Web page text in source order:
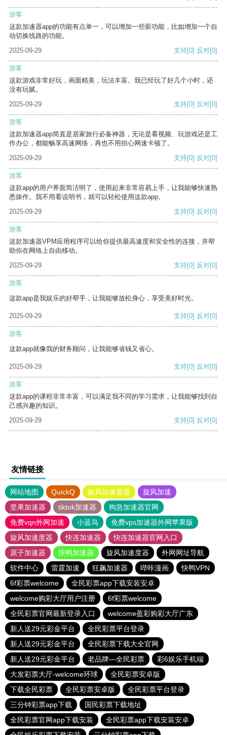
游客
这款加速器app的功能有点单一，可以增加一些新功能，比如增加一个自
动切换线路的功能。
2025-09-29
支持[0] 反对[0]
游客
这款游戏非常好玩，画面精美，玩法丰富。我已经玩了好几个小时，还
没有玩腻。
2025-09-29
支持[0] 反对[0]
游客
这款加速器app简直是居家旅行必备神器，无论是看视频、玩游戏还是工
作办公，都能畅享高速网络，再也不用担心网速卡顿了。
2025-09-29
支持[0] 反对[0]
游客
这款app的用户界面简洁明了，使用起来非常容易上手，让我能够快速熟
悉操作。我不用看说明书，就可以轻松使用这款app。
2025-09-29
支持[0] 反对[0]
游客
这款加速器VPM应用程序可以给你提供最高速度和安全性的连接，并帮
助你在网络上自由移动。
2025-09-29
支持[0] 反对[0]
游客
这款app是我娱乐的好帮手，让我能够放松身心，享受美好时光。
2025-09-29 支持[0] 反对[0]
游客
这款app就像我的财务顾问，让我能够省钱又省心。
2025-09-29 支持[0] 反对[0]
游客
这款app的课程非常丰富，可以满足我不同的学习需求，让我能够找到自
己感兴趣的知识。
2025-09-29
支持[0] 反对[0]
友情链接
网站地图 QuickQ 旋风加速度器
旋风加速
坚果加速器
tiktok加速器
狗急加速器官网
免费vqn外网加速
小蓝鸟
免费vps加速器外网苹果版
旋风加速度器
快连加速器
快连加速器官网入口
原子加速器
快鸭加速器 旋风加速度器
外网网址导航
软件中心
雷霆加速 狂飙加速器 哔咔漫画
快鸭VPN
6f彩票welcome
全民彩票app下载安装安卓
welcome购彩大厅用户注册
6f彩票welcome
全民彩票官网最新登录入口
welcome盈彩购彩大厅广东
新人送29元彩金平台
全民彩票平台登录
新人送29元彩金平台
全民彩票下载大全官网
新人送29元彩金平台
老品牌—全民彩票
彩6娱乐手机端
大发彩票大厅-welcome环球
全民彩票安卓版
下载全民彩票
全民彩票安卓版
全民彩票平台登录
三分钟彩票app下载
国民彩票下载地址
全民彩票官网app下载安装
全民彩票app下载安装安卓